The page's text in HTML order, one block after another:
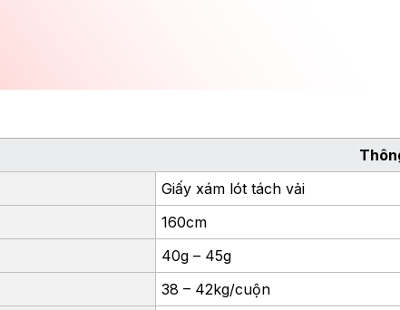
Giấy xám lót tách vải
160cm
40g – 45g
38 – 42kg/cuộn